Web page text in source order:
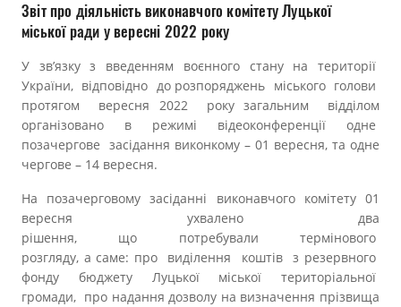
Бюджет
Публічна інформація
Прозорість влади
Звіт про діяльність виконавчого комітету Луцької
міської ради у вересні 2022 року
У зв’язку з введенням воєнного стану на території
України, відповідно до розпоряджень міського голови
протягом вересня 2022 року загальним відділом
організовано в режимі відеоконференції одне
позачергове засідання виконкому – 01 вересня, та одне
чергове – 14 вересня.
На позачерговому засіданні виконавчого комітету 01
вересня ухвалено два
рішення, що потребували термінового
розгляду, а саме: про виділення коштів з резервного
фонду бюджету Луцької міської територіальної
громади, про надання дозволу на визначення прізвища